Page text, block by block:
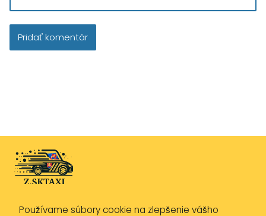
Používame súbory cookie na zlepšenie vášho